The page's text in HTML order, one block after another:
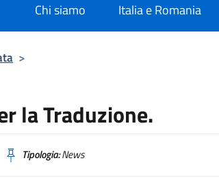
Chi siamo Italia e Romania
>
la Traduzione.
Tipologia:News